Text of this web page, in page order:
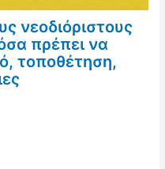
νεοδιόριστους
πρέπει να
τοποθέτηση,